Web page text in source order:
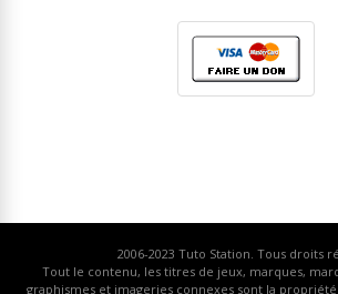
2006-2023 Tuto Station . Tous droits
Tout le contenu, les titres de jeux, marques,
graphismes et imageries connexes sont la